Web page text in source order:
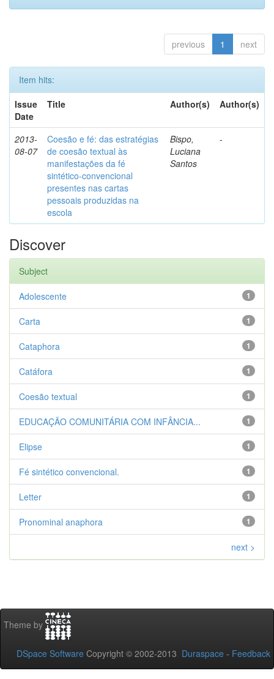
previous 1 next
Item hits:
Issue
Date
Title Author(s) Author(s)
2013-
08-07
Coesão e fé: das estratégias
de coesão textual às
manifestações da fé
sintético-convencional
presentes nas cartas
pessoais produzidas na
escola
Bispo,
Luciana
Santos
-
Discover
Subject
1
Adolescente
1
Carta
1
Cataphora
1
Catáfora
1
Coesão textual
1
EDUCAÇÃO COMUNITÁRIA COM INFÂNCIA...
1
Elipse
1
Fé sintético convencional.
1
Letter
1
Pronominal anaphora
next >
Theme by
DSpace Software Copyright © 2002-2013 Duraspace - Feedback